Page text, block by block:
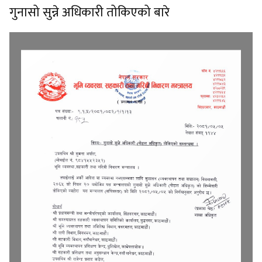
गुनासो सुन्ने अधिकारी तोकिएको बारे